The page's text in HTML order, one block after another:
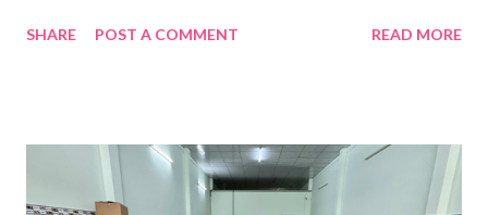
Huawei tại Hội nghị Di động Thế giới tại Thượng Hải năm 2021.
thay đồ. Chỉ trong vài phút, phòng khách được sắp xếp lại. Hai
đèn chiếu ngược sáng bật lên. Một chiếc điện thoại được gắn cố
SHARE POST A COMMENT READ MORE